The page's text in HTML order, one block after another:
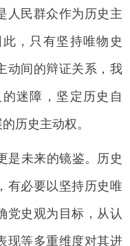
人民群众作为历史主
，只有坚持唯物史
动间的辩证关系，我
迷障，坚定历史自
历史主动权。
是未来的镜鉴。历史
有必要以坚持历史唯
党史观为目标，从认
现等多重维度对其进